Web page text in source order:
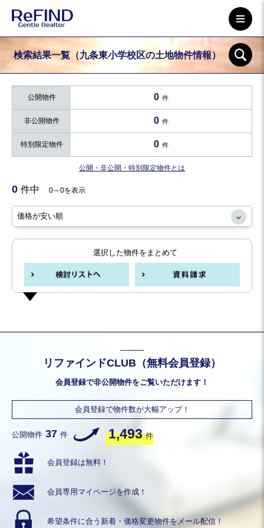
検索結果一覧（九条東小学校区の土地物件情報）
公開物件 0 件
非公開物件 0 件
特別限定物件 0 件
公開・非公開・特別限定物件とは
0 件中 0～0を表示
選択した物件をまとめて
リファインドCLUB（無料会員登録）
会員登録で非公開物件をご覧いただけます！
会員登録で物件数が大幅アップ！
公開物件 37 件 1,493 件
会員登録は無料！
会員専用 マイページを作成！
希望条件に合う 新着・価格変更物件をメール配信！